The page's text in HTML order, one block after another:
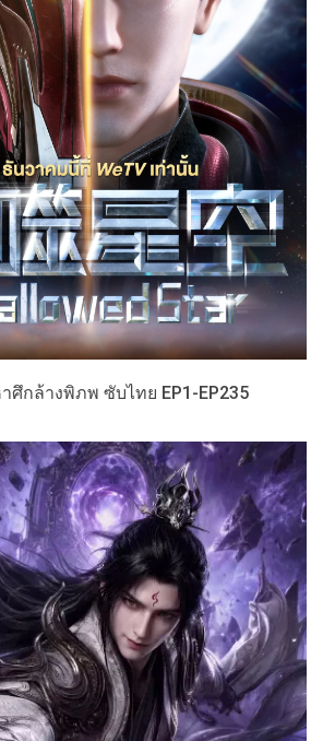
ศึกล้างพิภพ ซับไทย EP1-EP235